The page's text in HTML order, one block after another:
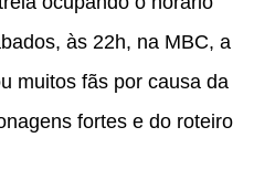
às 22h, na MBC, a
muitos fãs por causa da
fortes e do roteiro